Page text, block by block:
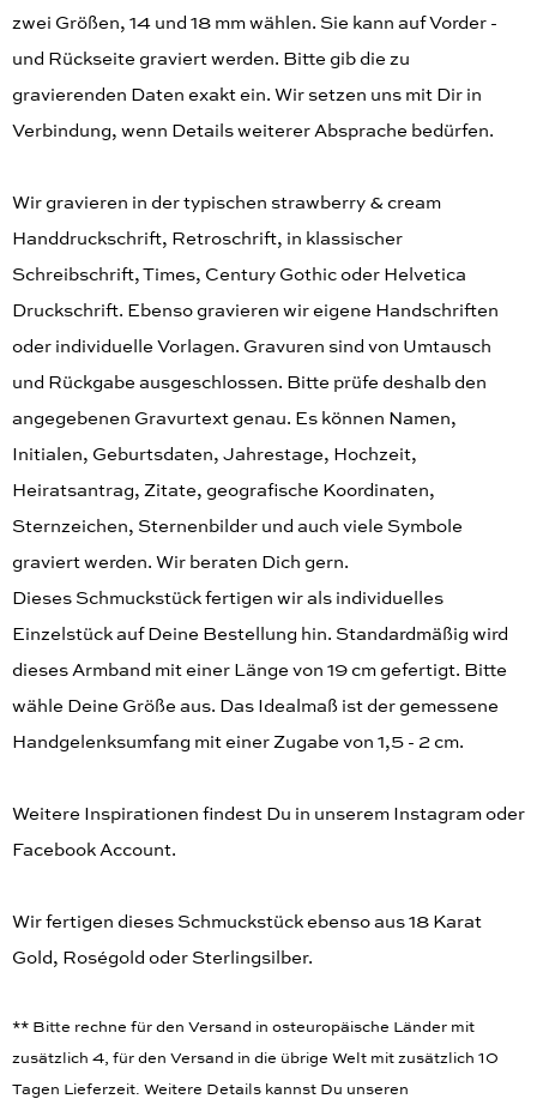
zwei Größen, 14 und 18 mm wählen. Sie kann auf Vorder -
und Rückseite graviert werden. Bitte gib die zu
gravierenden Daten exakt ein. Wir setzen uns mit Dir in
Verbindung, wenn Details weiterer Absprache bedürfen.
Wir gravieren in der typischen strawberry & cream
Handdruckschrift, Retroschrift, in klassischer
Schreibschrift, Times, Century Gothic oder Helvetica
Druckschrift. Ebenso gravieren wir eigene Handschriften
oder individuelle Vorlagen. Gravuren sind von Umtausch
und Rückgabe ausgeschlossen. Bitte prüfe deshalb den
angegebenen Gravurtext genau. Es können Namen,
Initialen, Geburtsdaten, Jahrestage, Hochzeit,
Heiratsantrag, Zitate, geografische Koordinaten,
Sternzeichen, Sternenbilder und auch viele Symbole
graviert werden. Wir beraten Dich gern.
Dieses Schmuckstück fertigen wir als individuelles
Einzelstück auf Deine Bestellung hin. Standardmäßig wird
dieses Armband mit einer Länge von 19 cm gefertigt. Bitte
wähle Deine Größe aus. Das Idealmaß ist der gemessene
Handgelenksumfang mit einer Zugabe von 1,5 - 2 cm.
Weitere Inspirationen findest Du in unserem Instagram oder
Facebook Account.
Wir fertigen dieses Schmuckstück ebenso aus 18 Karat
Gold, Roségold oder Sterlingsilber.
** Bitte rechne für den Versand in osteuropäische Länder mit
zusätzlich 4, für den Versand in die übrige Welt mit zusätzlich 10
Tagen Lieferzeit. Weitere Details kannst Du unseren